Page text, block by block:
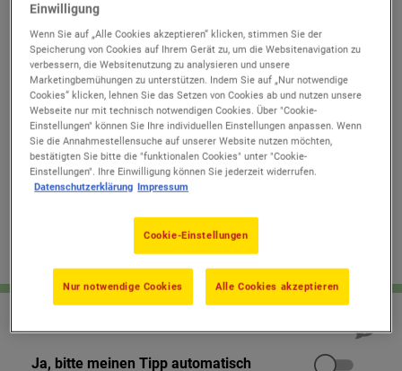
1
5
23 35 46
73
13
30 36 51
65
11
26 44 59
69
6
28 41 57 75
Losnummer:
18673
Serie: 9460
Aktualisieren
Ja, bitte meinen Tipp automatisch
Einwilligung
Wenn Sie auf „Alle Cookies akzeptieren“ klicken, stimmen Sie der
Speicherung von Cookies auf Ihrem Gerät zu, um die Websitenavigation zu
verbessern, die Websitenutzung zu analysieren und unsere
Marketingbemühungen zu unterstützen. Indem Sie auf „Nur notwendige
Cookies“ klicken, lehnen Sie das Setzen von Cookies ab und nutzen unsere
Webseite nur mit technisch notwendigen Cookies. Über "Cookie-
Einstellungen" können Sie Ihre individuellen Einstellungen anpassen. Wenn
Sie die Annahmestellensuche auf unserer Website nutzen möchten,
bestätigten Sie bitte die "funktionalen Cookies" unter "Cookie-
Einstellungen". Ihre Einwilligung können Sie jederzeit widerrufen.
Datenschutzerklärung Impressum
Cookie-Einstellungen
Nur notwendige Cookies Alle Cookies akzeptieren